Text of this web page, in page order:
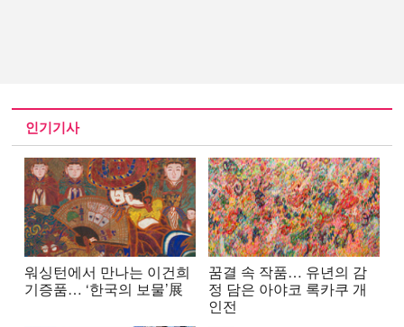
인기기사
워싱턴에서 만나는 이건희
기증품… ‘한국의 보물’展
꿈결 속 작품… 유년의 감
정 담은 아야코 록카쿠 개
인전